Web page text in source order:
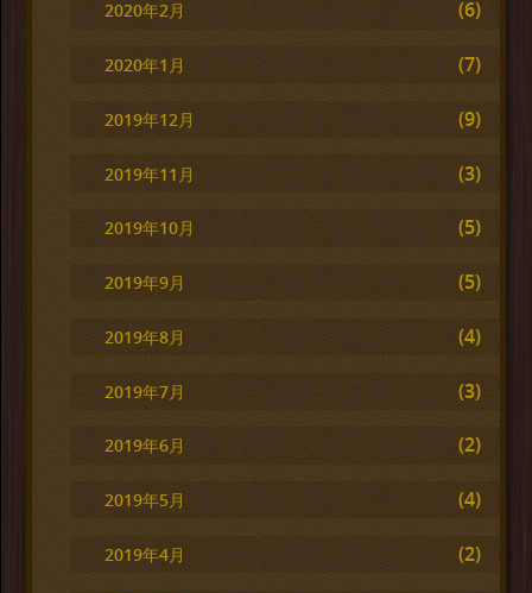
2020年2月 (6)
2020年1月 (7)
2019年12月 (9)
2019年11月 (3)
2019年10月 (5)
2019年9月 (5)
2019年8月 (4)
2019年7月 (3)
2019年6月 (2)
2019年5月 (4)
2019年4月 (2)